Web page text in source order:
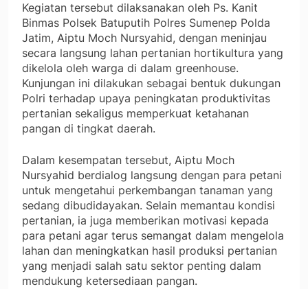
Kegiatan tersebut dilaksanakan oleh Ps. Kanit
Binmas Polsek Batuputih Polres Sumenep Polda
Jatim, Aiptu Moch Nursyahid, dengan meninjau
secara langsung lahan pertanian hortikultura yang
dikelola oleh warga di dalam greenhouse.
Kunjungan ini dilakukan sebagai bentuk dukungan
Polri terhadap upaya peningkatan produktivitas
pertanian sekaligus memperkuat ketahanan
pangan di tingkat daerah.
Dalam kesempatan tersebut, Aiptu Moch
Nursyahid berdialog langsung dengan para petani
untuk mengetahui perkembangan tanaman yang
sedang dibudidayakan. Selain memantau kondisi
pertanian, ia juga memberikan motivasi kepada
para petani agar terus semangat dalam mengelola
lahan dan meningkatkan hasil produksi pertanian
yang menjadi salah satu sektor penting dalam
mendukung ketersediaan pangan.